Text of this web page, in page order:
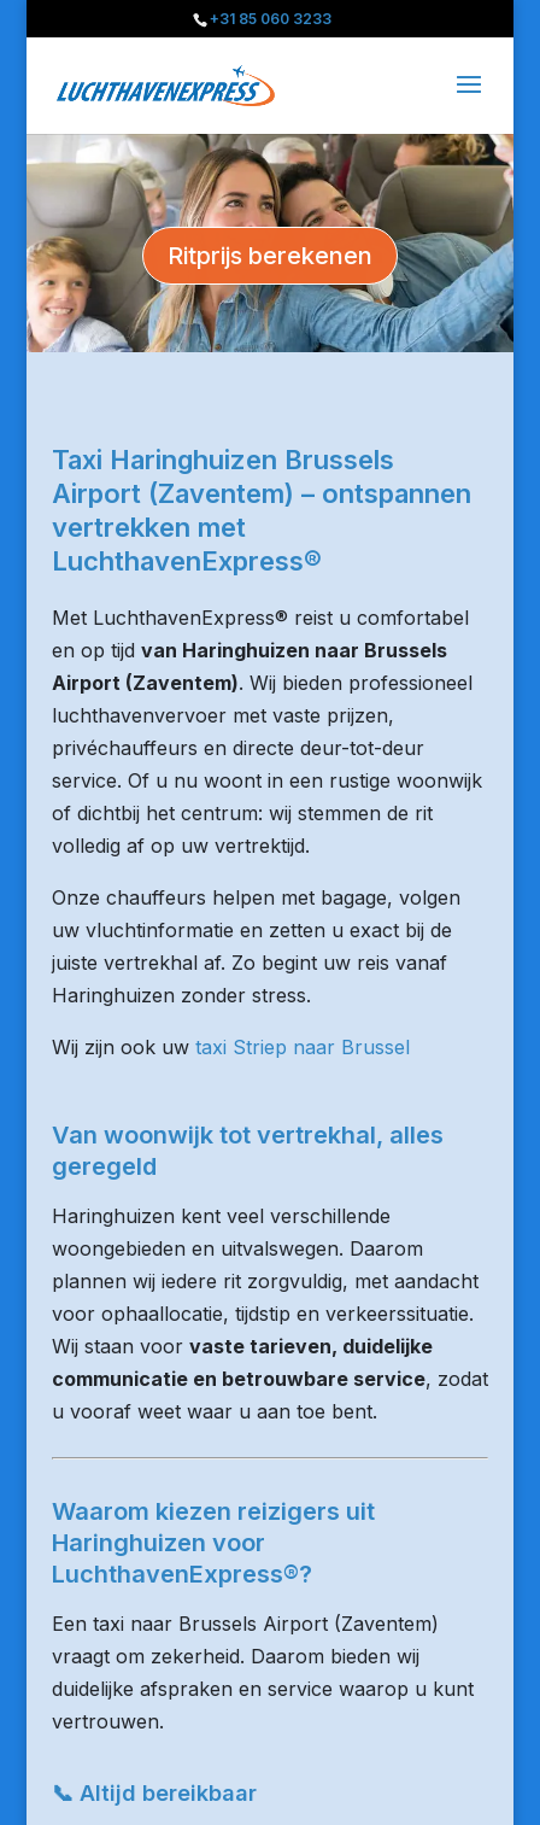
+31 85 060 3233
Ritprijs berekenen
Taxi Haringhuizen Brussels
Airport (Zaventem) – ontspannen
vertrekken met
LuchthavenExpress®
Met LuchthavenExpress® reist u comfortabel
en op tijd van Haringhuizen naar Brussels
Airport (Zaventem). Wij bieden professioneel
luchthavenvervoer met vaste prijzen,
privéchauffeurs en directe deur-tot-deur
service. Of u nu woont in een rustige woonwijk
of dichtbij het centrum: wij stemmen de rit
volledig af op uw vertrektijd.
Onze chauffeurs helpen met bagage, volgen
uw vluchtinformatie en zetten u exact bij de
juiste vertrekhal af. Zo begint uw reis vanaf
Haringhuizen zonder stress.
Wij zijn ook uw taxi Striep naar Brussel
Van woonwijk tot vertrekhal, alles
geregeld
Haringhuizen kent veel verschillende
woongebieden en uitvalswegen. Daarom
plannen wij iedere rit zorgvuldig, met aandacht
voor ophaallocatie, tijdstip en verkeerssituatie.
Wij staan voor vaste tarieven, duidelijke
communicatie en betrouwbare service, zodat
u vooraf weet waar u aan toe bent.
Waarom kiezen reizigers uit
Haringhuizen voor
LuchthavenExpress®?
Een taxi naar Brussels Airport (Zaventem)
vraagt om zekerheid. Daarom bieden wij
duidelijke afspraken en service waarop u kunt
vertrouwen.
📞 Altijd bereikbaar